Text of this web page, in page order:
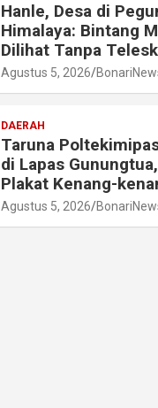
Hanle, Desa di
Himalaya: Bintang
Dilihat Tanpa
Agustus 5, 2026
DAERAH
Taruna
di Lapas
Plakat Kenang-
Agustus 5, 2026